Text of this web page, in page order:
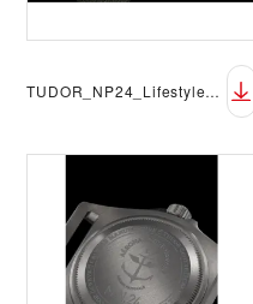
TUDOR_NP24_Lifestyle_Pelagos_FXD_GMT_15